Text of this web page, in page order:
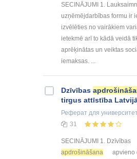
SECINĀJUMI 1.
uzņēmējdarbības formu ir
izvēlēties no vairākiem
ietekmē arī to kādā veidā
aprēķinātas un veiktas
iemaksas. ...
Dzīvības
tirgus attīstība
Реферат для
31
SECINĀJUMI 1. Dzīvības
apdrošināšana
apvieno